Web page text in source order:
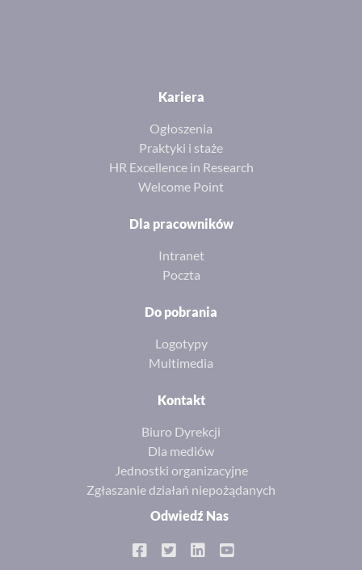
Kariera
Ogłoszenia
Praktyki i staże
HR Excellence in Research
Welcome Point
Dla pracowników
Intranet
Poczta
Do pobrania
Logotypy
Multimedia
Kontakt
Biuro Dyrekcji
Dla mediów
Jednostki organizacyjne
Zgłaszanie działań niepożądanych
Odwiedź Nas